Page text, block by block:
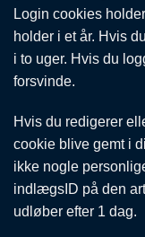
Login cookies
holder i et år. Hvis
i to uger. Hvis du
forsvinde.
Hvis du redigerer
cookie blive gemt i
ikke nogle
indlægsID på den
udløber efter 1 dag.